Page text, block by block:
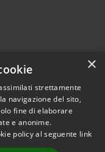
© 2026 • Comune di
• Powered by
×
strettamente
navigazione del sito,
fine di elaborare
e anonime.
policy al seguente link